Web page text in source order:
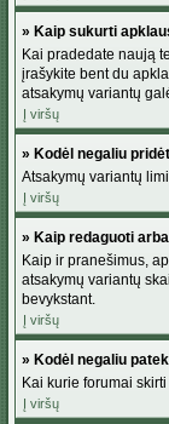
» Kaip sukurti
Kai pradedate naują
įrašykite bent du
atsakymų variantų
Į viršų
» Kodėl negaliu
Atsakymų variantų
Į viršų
» Kaip redaguoti
Kaip ir pranešimus,
atsakymų variantų
bevykstant.
Į viršų
» Kodėl negaliu
Kai kurie forumai
Į viršų